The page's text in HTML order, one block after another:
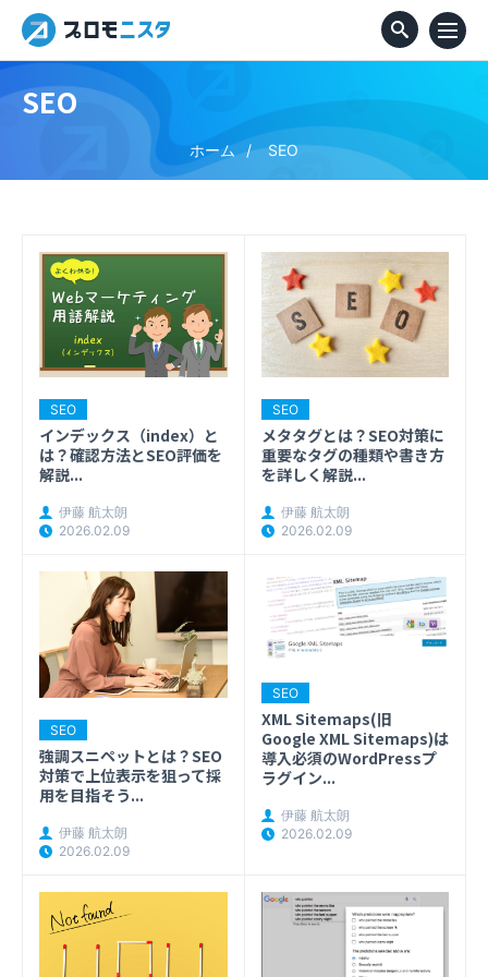
SEO
ホーム SEO
SEO
インデックス（index）と
は？確認方法とSEO評価を
解説...
伊藤 航太朗
2026.02.09
SEO
メタタグとは？SEO対策に
重要なタグの種類や書き方
を詳しく解説...
伊藤 航太朗
2026.02.09
SEO
強調スニペットとは？SEO
対策で上位表示を狙って採
用を目指そう...
伊藤 航太朗
2026.02.09
SEO
XML Sitemaps(旧
Google XML Sitemaps)は
導入必須のWordPressプ
ラグイン...
伊藤 航太朗
2026.02.09